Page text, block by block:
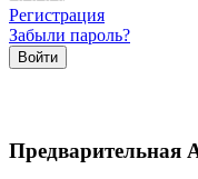
Регистрация
Забыли пароль?
Предварительная